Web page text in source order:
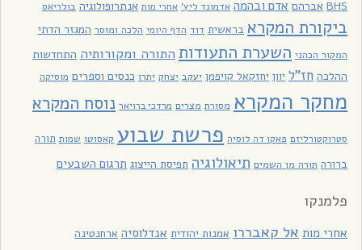
BHS אברהם אדם ובהמה אדמונד ליץ' אחרי מות אנתרופולוגיה בולריאס
ביקורת המקרא בראשית דוד הדף היומי הלכה ומוסר המגזר הדתי
המקור הכהני השערת התעודות התורה ומקורותיה התחדשות
ההלכה חז"ל יוון יחזקאל קויפמן יעקב יצחק יתרו כנסים וספרים מוסיקה
מחקר המקרא מסורת מצרים מרדכי ברויאר נוסח המקרא
סטרוקטורליזם פאקו דה לוסיה פרשת שבוע קאסוטו שמות תורה
ברורה תורה מן השמים תיאולוגיה תפיסת הייצוג תרגום השבעים
פלמנקו
אחרי מות אל קאבררו אמנות יהודית אנדלוסיה ארחנטינה